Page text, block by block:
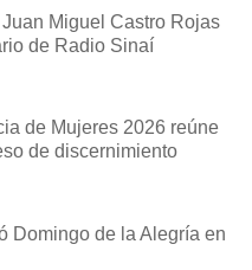
Miguel Castro Rojas
de Radio Sinaí
de Mujeres 2026 reúne
de discernimiento
Domingo de la Alegría en